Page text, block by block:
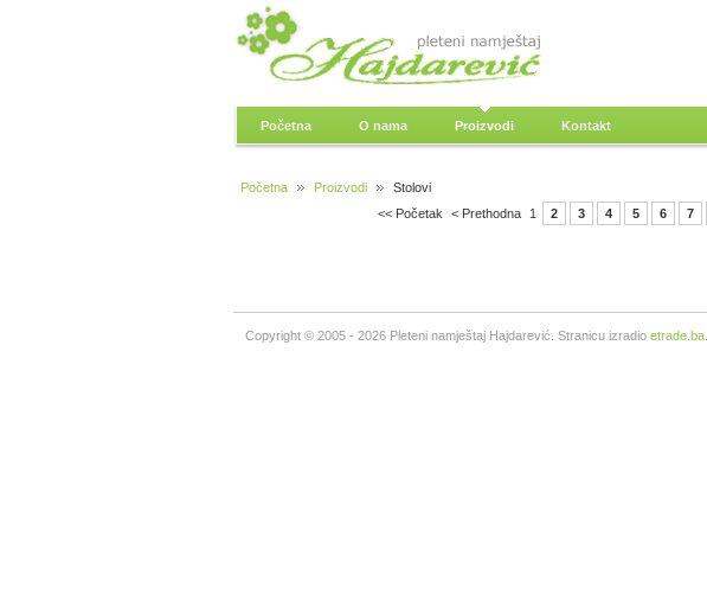
Početna O nama Proizvodi Kontakt
Početna Proizvodi
Stolovi
<< Početak
< Prethodna 1 2 3 4 5 6 7
Copyright © 2005 - 2026 Pleteni namještaj Hajdarević. Stranicu izradio etrade.ba